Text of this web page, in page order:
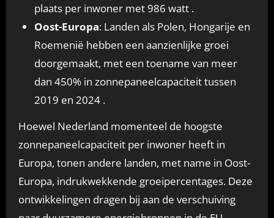
plaats per inwoner met 986 watt .
Oost-Europa: Landen als Polen, Hongarije en
Roemenië hebben een aanzienlijke groei
doorgemaakt, met een toename van meer
dan 450% in zonnepaneelcapaciteit tussen
2019 en 2024 .
Hoewel Nederland momenteel de hoogste
zonnepaneelcapaciteit per inwoner heeft in
Europa, tonen andere landen, met name in Oost-
Europa, indrukwekkende groeipercentages. Deze
ontwikkelingen dragen bij aan de verschuiving